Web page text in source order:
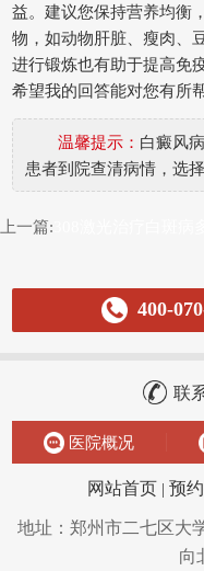
益。建议您保持营养均衡
物，如动物肝脏、瘦肉、
进行锻炼也有助于提高免
希望我的回答能对您有所
温馨提示： 白癜风
患者到院查清病情，选
上一篇:
400-
联
医院概况
网站首页| 预
地址：郑州市二七区大
向